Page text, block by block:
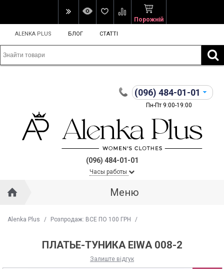
Порожній
ALENKA PLUS БЛОГ СТАТТІ
(096) 484-01-01
Пн-Пт 9:00-19:00
(096) 484-01-01
Часы работы
Меню
Alenka Plus / Розпродаж: ВСЕ ПО 100 ГРН /
ПЛАТЬЕ-ТУНИКА EIWA 008-2
Залиште відгук